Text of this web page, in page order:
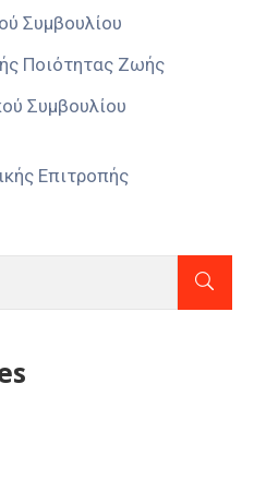
Συμβουλίου
Ποιότητας Ζωής
Συμβουλίου
Επιτροπής